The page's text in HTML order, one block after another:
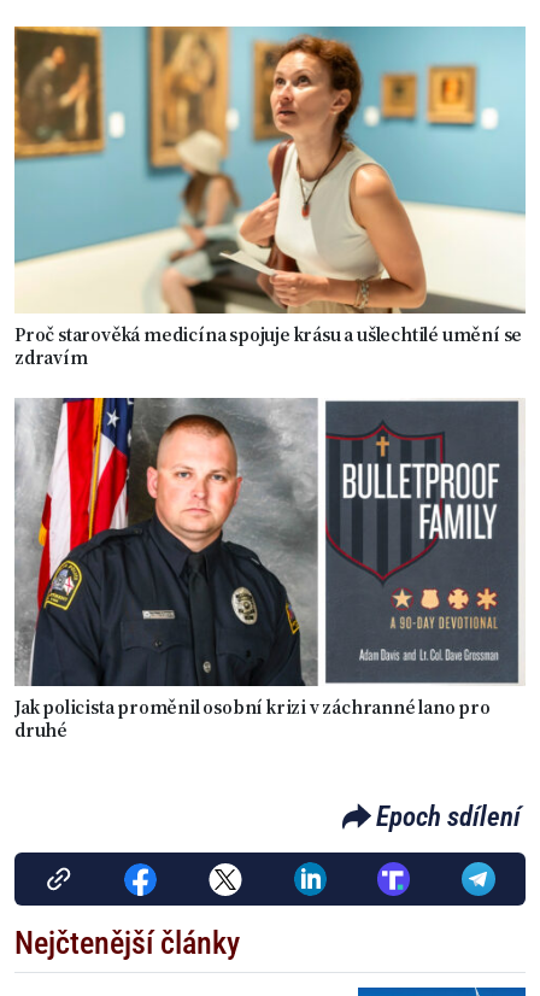
Proč starověká medicína spojuje krásu a ušlechtilé umění se
zdravím
Jak policista proměnil osobní krizi v záchranné lano pro
druhé
Epoch sdílení
Nejčtenější články